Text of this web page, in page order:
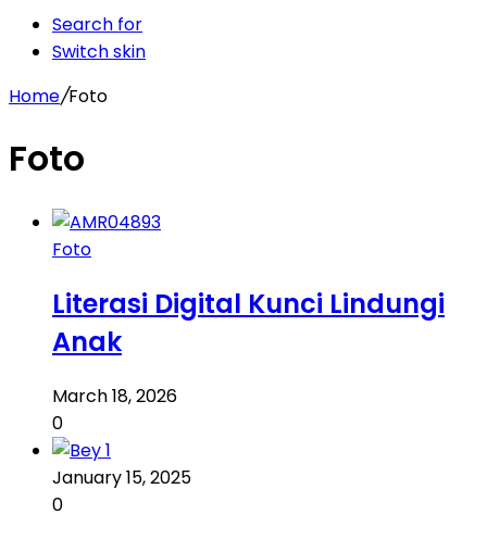
Search for
Switch skin
Home/Foto
Foto
Foto
Literasi Digital Kunci Lindungi
Anak
March 18, 2026
0
January 15, 2025
0